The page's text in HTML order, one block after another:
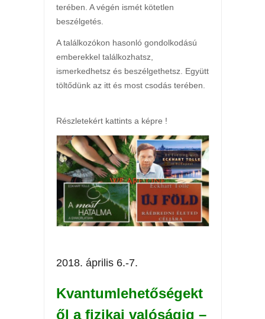
terében. A végén ismét kötetlen
beszélgetés.
A találkozókon hasonló gondolkodású
emberekkel találkozhatsz,
ismerkedhetsz és beszélgethetsz. Együtt
töltődünk az itt és most csodás terében.
Részletekért kattints a képre !
2018. április 6.-7.
Kvantumlehetőségekt
ől a fizikai valóságig –